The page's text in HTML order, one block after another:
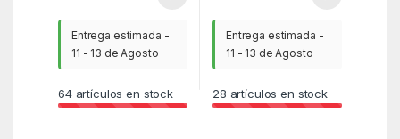
Entrega estimada -
11 - 13 de Agosto
64artículos en stock
Entrega estimada -
11 - 13 de Agosto
28 artículos en stock